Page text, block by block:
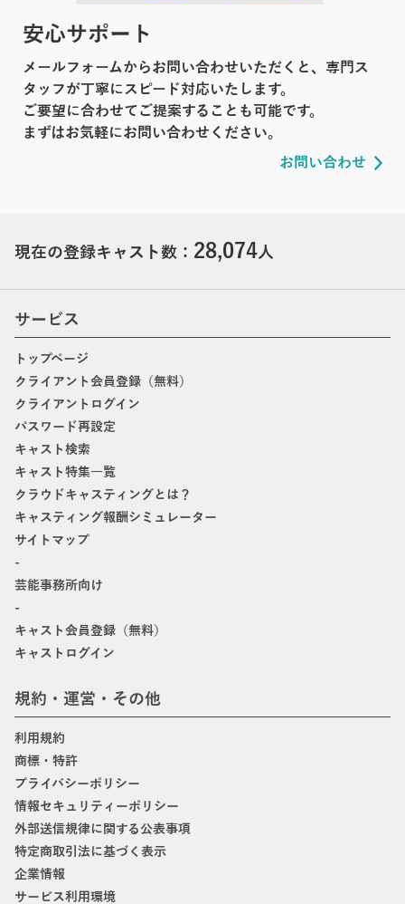
安心サポート
メールフォームからお問い合わせいただくと、専門ス
タッフが丁寧にスピード対応いたします。
ご要望に合わせてご提案することも可能です。
まずはお気軽にお問い合わせください。
お問い合わせ
現在の登録キャスト数： 28,074人
サービス
トップページ
クライアント会員登録（無料）
クライアントログイン
パスワード再設定
キャスト検索
キャスト特集一覧
クラウドキャスティングとは？
キャスティング報酬シミュレーター
サイトマップ
-
芸能事務所向け
-
キャスト会員登録（無料）
キャストログイン
規約・運営・その他
利用規約
商標・特許
プライバシーポリシー
情報セキュリティーポリシー
外部送信規律に関する公表事項
特定商取引法に基づく表示
企業情報
サービス利用環境